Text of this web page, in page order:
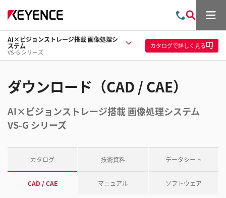
問
い
合
索
メ
ー
AI×ビジョンストレージ搭載 画像処理シ
ステム
VS-G シリーズ
カタログで詳しく見る
ダウンロード（CAD / CAE）
AI×ビジョンストレージ搭載 画像処理システム
VS-G シリーズ
カタログ 技術資料 データシート
CAD / CAE マニュアル ソフトウェア